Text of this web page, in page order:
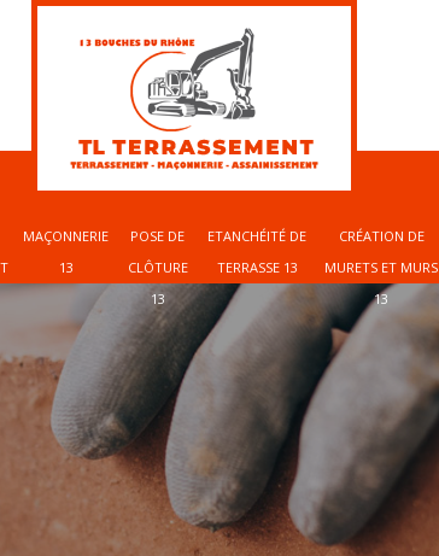
MAÇONNERIE
13
POSE DE
CLÔTURE
13
ETANCHÉITÉ DE
TERRASSE 13
CRÉATION DE
MURETS ET MURS
13